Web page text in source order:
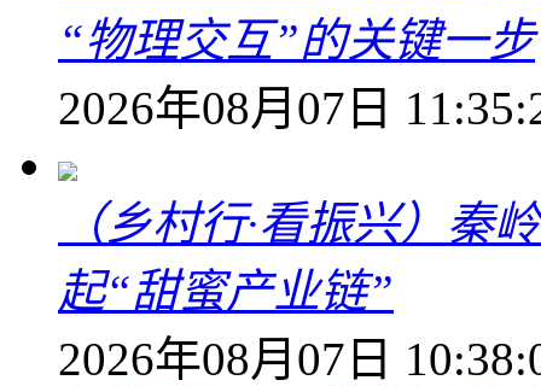
“物理交互”的关键一步
2026年08月07日
（乡村行·看振兴）秦
起“甜蜜产业链”
2026年08月07日